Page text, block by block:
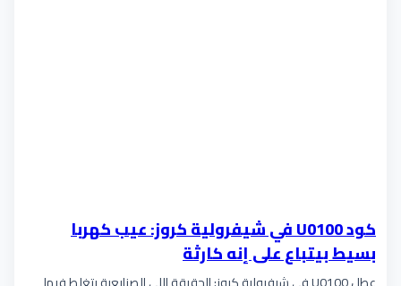
كود U0100 في شيفرولية كروز: عيب كهربا
بسيط بيتباع على إنه كارثة